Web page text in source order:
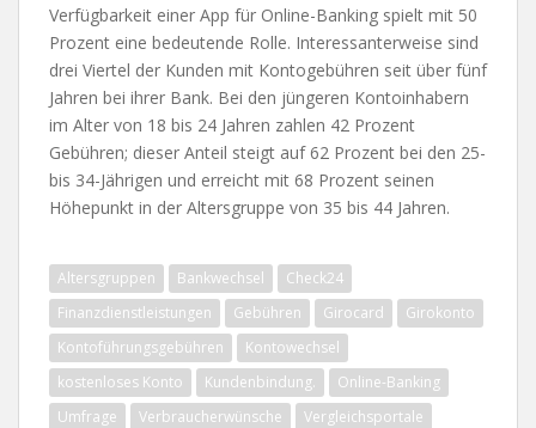
Verfügbarkeit einer App für Online-Banking spielt mit 50
Prozent eine bedeutende Rolle. Interessanterweise sind
drei Viertel der Kunden mit Kontogebühren seit über fünf
Jahren bei ihrer Bank. Bei den jüngeren Kontoinhabern
im Alter von 18 bis 24 Jahren zahlen 42 Prozent
Gebühren; dieser Anteil steigt auf 62 Prozent bei den 25-
bis 34-Jährigen und erreicht mit 68 Prozent seinen
Höhepunkt in der Altersgruppe von 35 bis 44 Jahren.
Altersgruppen Bankwechsel
Check24
Finanzdienstleistungen
Gebühren Girocard
Girokonto
Kontoführungsgebühren
Kontowechsel
kostenloses Konto
Kundenbindung.
Online-Banking
Umfrage
Verbraucherwünsche Vergleichsportale